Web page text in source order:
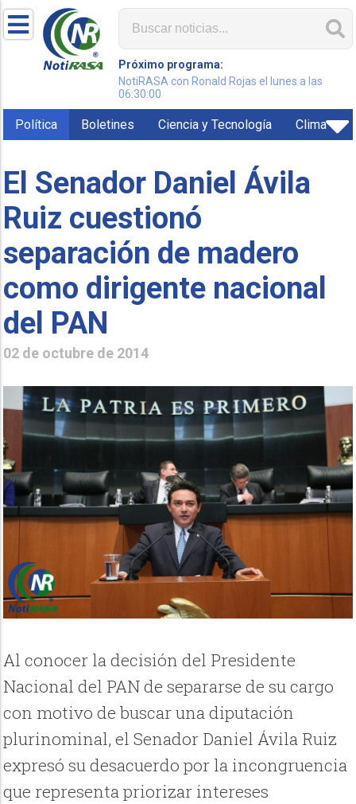
Próximo programa:
NotiRASA con Ronald Rojas el lunes a las
06:30:00
Política Boletines Ciencia y Tecnología Clima
El Senador Daniel Ávila
Ruiz cuestionó
separación de madero
como dirigente nacional
del PAN
02 de octubre de 2014
Al conocer la decisión del Presidente
Nacional del PAN de separarse de su cargo
con motivo de buscar una diputación
plurinominal, el Senador Daniel Ávila Ruiz
expresó su desacuerdo por la incongruencia
que representa priorizar intereses